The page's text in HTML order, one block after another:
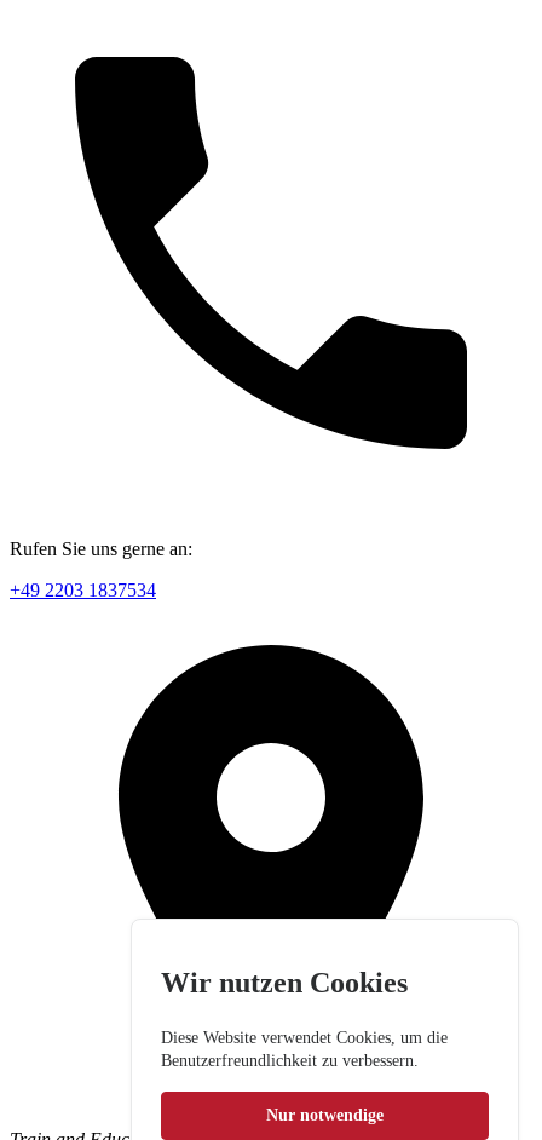
Rufen Sie uns gerne an:
+49 2203 1837534
Wir nutzen Cookies
Diese Website verwendet Cookies, um die
Benutzerfreundlichkeit zu verbessern.
Nur notwendige